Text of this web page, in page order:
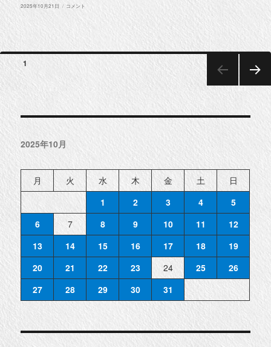
投
2025年10月21日
◆
5
丁
に
コメント
投
稿
の
ペ
ジ
送
り
ページ1
2025年10月
月 火 水 木 金 土
日
1
2 3 4
5
6
7 8 9 10 11
12
13
14 15 16 17 18
19
20
21 22 23 24 25
26
27
28 29 30 31